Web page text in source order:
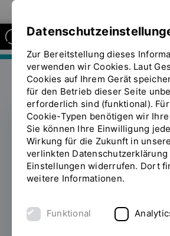
FAKULTÄT MASCHINENBAU
REGENSBURGER
HOCHSCHULTAG
Alle Infos zum
Studieren in
Regensburg
Zur Bereitstellung dieses
verwenden wir Cookies. Laut
Cookies auf Ihrem Gerät
für den Betrieb dieser Seite
erforderlich sind (funktional).
Cookie-Typen benötigen wir
Sie können Ihre Einwilligung
Wirkung für die Zukunft in
verlinkten Datenschutzerklärung
Einstellungen widerrufen. Dort
weitere Informationen.
Funktional